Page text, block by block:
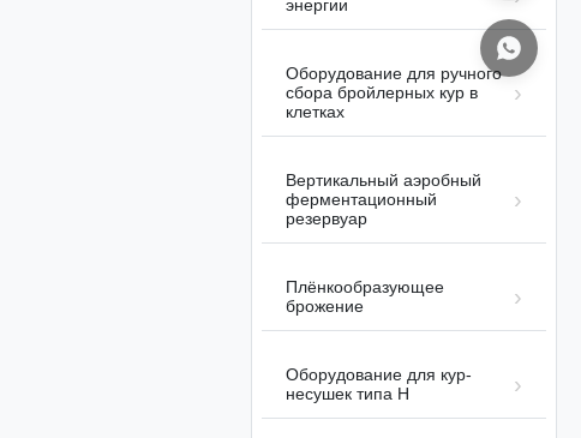
Клетка для бройлеров с ручным
сбором урожая
2025-11-04
сбора яиц для бройлерных
клеток
Автоматизированное оборудование
клетках
2025-
энергии
Оборудование для ручного
сбора бройлерных кур в
клетках
Вертикальный аэробный
ферментационный
резервуар
Плёнкообразующее
брожение
Оборудование для кур-
несушек типа H